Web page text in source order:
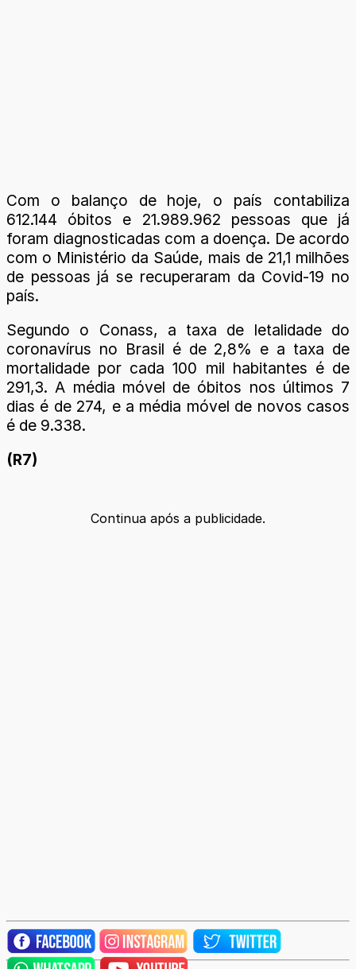
Com o balanço de hoje, o país contabiliza
612.144 óbitos e 21.989.962 pessoas que já
foram diagnosticadas com a doença. De acordo
com o Ministério da Saúde, mais de 21,1 milhões
de pessoas já se recuperaram da Covid-19 no
país.
Segundo o Conass, a taxa de letalidade do
coronavírus no Brasil é de 2,8% e a taxa de
mortalidade por cada 100 mil habitantes é de
291,3. A média móvel de óbitos nos últimos 7
dias é de 274, e a média móvel de novos casos
é de 9.338.
(R7)
Continua após a publicidade.